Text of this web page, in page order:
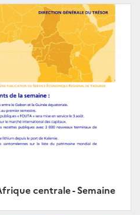
centrale - Semaine